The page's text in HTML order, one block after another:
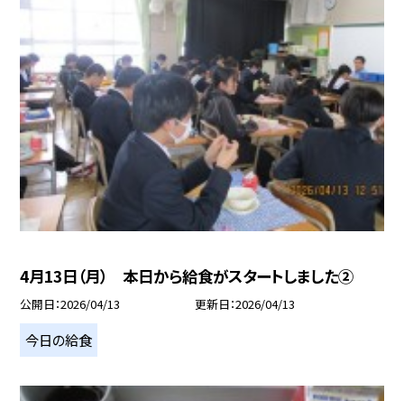
4月13日（月） 本日から給食がスタートしました②
公開日 2026/04/13 更新日 2026/04/13
今日の給食